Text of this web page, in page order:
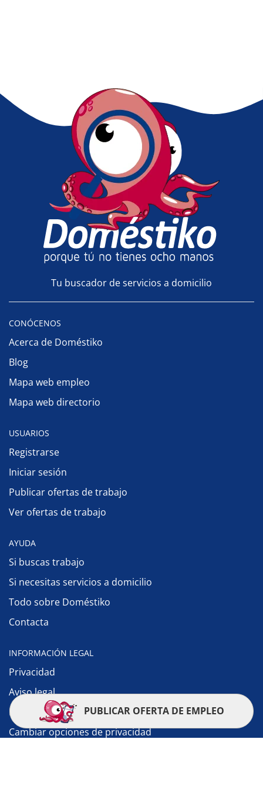
Tu buscador de servicios a domicilio
CONÓCENOS
Acerca de Doméstiko
Blog
Mapa web empleo
Mapa web directorio
USUARIOS
Registrarse
Iniciar sesión
Publicar ofertas de trabajo
Ver ofertas de trabajo
AYUDA
Si buscas trabajo
Si necesitas servicios a domicilio
Todo sobre Doméstiko
Contacta
INFORMACIÓN LEGAL
Privacidad
Aviso legal
Política de cookies
Cambiar opciones de privacidad
PUBLICAR OFERTA DE EMPLEO